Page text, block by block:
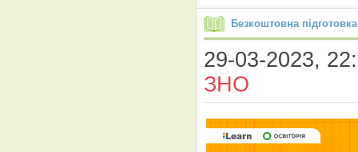
Безкоштовна
29-03-2023,
ЗНО